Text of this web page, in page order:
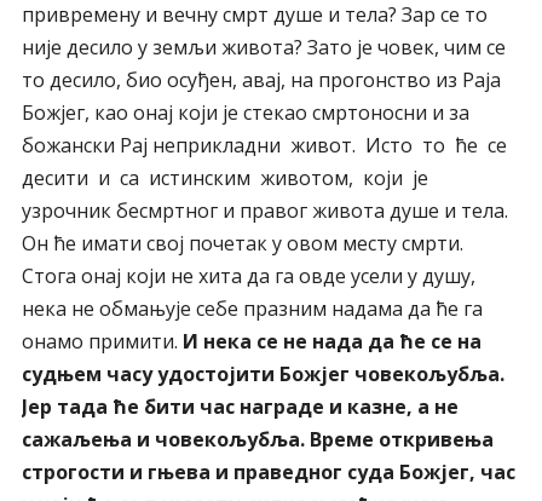
привремену и вечну смрт душе и тела? Зар се то
није десило у земљи живота? Зато је човек, чим се
то десило, био осуђен, авај, на прогонство из Раја
Божјег, као онај који је стекао смртоносни и за
божански Рај неприкладни живот. Исто то ће се
десити и са истинским животом, који је
узрочник бесмртног и правог живота душе и тела.
Он ће имати свој почетак у овом месту смрти.
Стога онај који не хита да га овде усели у душу,
нека не обмањује себе празним надама да ће га
онамо примити. И нека се не нада да ће се на
судњем часу удостојити Божјег човекољубља.
Јер тада ће бити час награде и казне, a не
сажаљења и човекољубља. Време откривења
строгости и гњева и праведног суда Божјег, час